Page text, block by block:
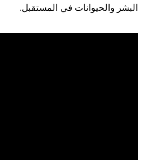
البشر والحيوانات في المستقبل.